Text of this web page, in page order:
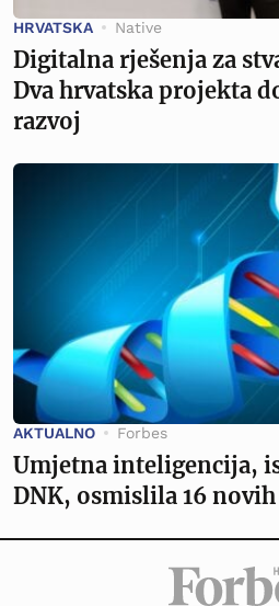
HRVATSKA Native
Digitalna rješenja za
Dva hrvatska projekta
razvoj
AKTUALNO Forbes
Umjetna inteligencija,
DNK, osmislila 16